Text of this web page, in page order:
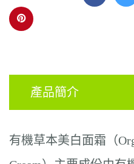
產品簡介
有機草本美白面霜（